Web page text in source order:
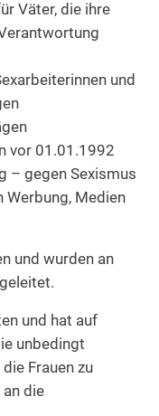
Väter, die ihre
und
vor 01.01.1992
– gegen Sexismus
Werbung, Medien
und wurden an
und hat auf
unbedingt
Frauen zu
die